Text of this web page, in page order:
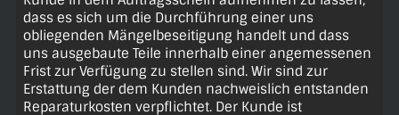
dass es sich um die Durchführung einer uns
obliegenden Mängelbeseitigung handelt und dass
uns ausgebaute Teile innerhalb einer angemessenen
Frist zur Verfügung zu stellen sind. Wir sind zur
Erstattung der dem Kunden nachweislich entstanden
Reparaturkosten verpflichtet. Der Kunde ist